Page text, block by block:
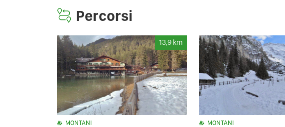
Percorsi
13,9 km
MONTANI MONTANI